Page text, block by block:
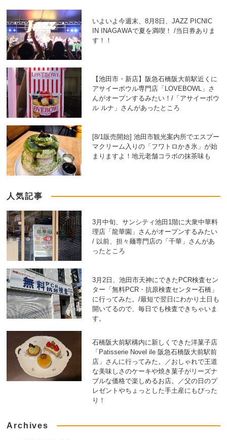
いよいよ今週末、8月8日、JAZZ PICNIC
IN INAGAWAで夏を満喫！ /当日券ありま
す！！
【池田市・新店】阪急石橋阪大前駅近くに
アサイーボウル専門店「LOVEBOWL」さ
んがオープンするみたい！/「アサイーボウ
ル ルナ」さんがあったところ
[8/1販売開始] 池田市観光案内所でエスプー
マクリーム入りの「フワトロかき氷」が始
まりますよ！地元老舗コラボの抹茶味も
人気記事
3月中旬、サンシティ池田1階に大衆中華料
理店「龍華園」さんがオープンするみたい
/ 以前、担々麺専門店の「千華」さんがあ
ったところ
3月2日、池田市天神にできたPCR検査セン
ター「無料PCR・抗原検査センター石橋」
に行ってみた。/最短で翌日にわかり土日も
開いてるので、毎日でも検査できちゃいま
す。
石橋阪大前駅構内に新しくできた洋菓子店
「Patisserie Novel ile 阪急石橋阪大前駅前
店」さんに行ってみた。／おしゃれで王道
な美味しさのケーキや焼き菓子がリーズナ
ブルな価格で楽しめるお店。／父の日のプ
レゼントやちょっとした手土産にもぴった
り！
Archives